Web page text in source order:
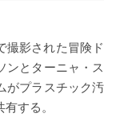
影された冒険ド
ンとターニャ・ス
がプラスチック汚
する。